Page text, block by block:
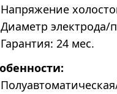
Напряжение
Диаметр электрода/
Гарантия: 24 мес.